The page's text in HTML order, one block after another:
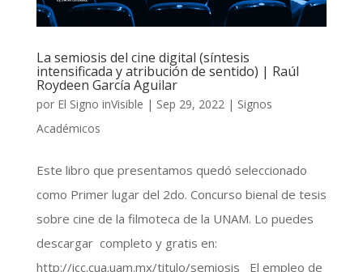
La semiosis del cine digital (síntesis
intensificada y atribución de sentido) | Raúl
Roydeen García Aguilar
por El Signo inVisible | Sep 29, 2022| Signos
Académicos
Este libro que presentamos quedó seleccionado
como Primer lugar del 2do. Concurso bienal de tesis
sobre cine de la filmoteca de la UNAM. Lo puedes
descargar completo y gratis en:
http://icc.cua.uam.mx/titulo/semiosis El empleo de